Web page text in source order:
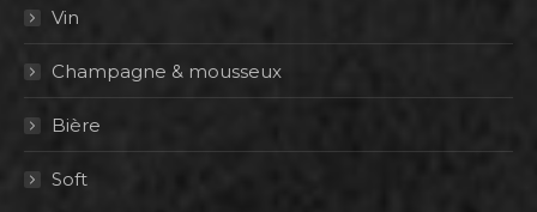
Vin
Champagne & mousseux
Bière
Soft